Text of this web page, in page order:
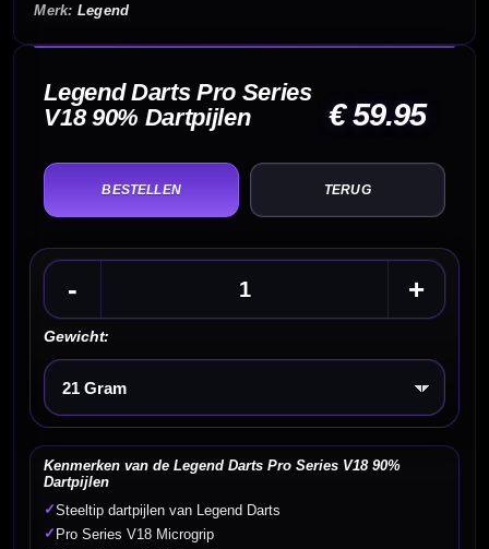
Legend
Legend Darts Pro Series
V18 90% Dartpijlen
€ 59.95
TERUG
- +
Gewicht:
Kies een optie
Kenmerken van de Legend Darts Pro Series V18 90%
Dartpijlen
✓Steeltip dartpijlen van Legend Darts
✓ Pro Series V18 Microgrip